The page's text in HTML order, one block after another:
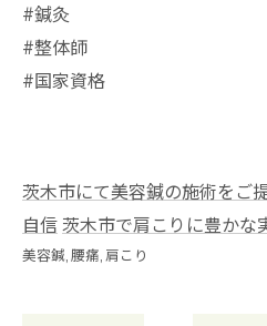
#鍼灸
#整体師
#国家資格
茨木市にて美容鍼の施術をご
自信茨木市で肩こりに豊かな
美容鍼 腰痛 肩こり